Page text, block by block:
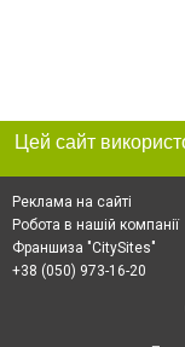
Реклама на сайті
Робота в нашій компанії
Франшиза "CitySites"
+38 (050) 973-16-20